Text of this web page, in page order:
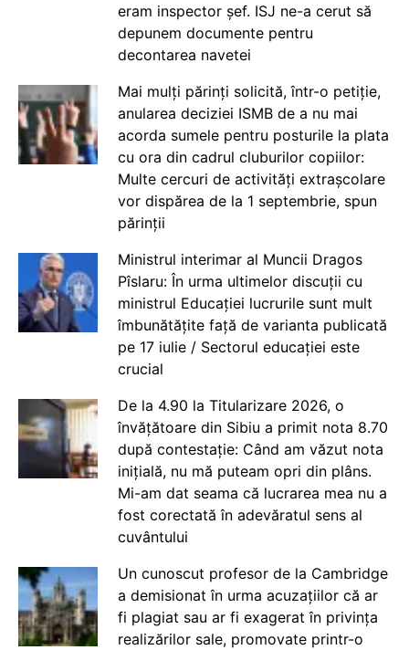
eram inspector șef. ISJ ne-a cerut să
depunem documente pentru
decontarea navetei
Mai mulți părinți solicită, într-o petiție,
anularea deciziei ISMB de a nu mai
acorda sumele pentru posturile la plata
cu ora din cadrul cluburilor copiilor:
Multe cercuri de activități extrașcolare
vor dispărea de la 1 septembrie, spun
părinții
Ministrul interimar al Muncii Dragos
Pîslaru: În urma ultimelor discuții cu
ministrul Educației lucrurile sunt mult
îmbunătățite față de varianta publicată
pe 17 iulie / Sectorul educației este
crucial
De la 4.90 la Titularizare 2026, o
învățătoare din Sibiu a primit nota 8.70
după contestație: Când am văzut nota
inițială, nu mă puteam opri din plâns.
Mi-am dat seama că lucrarea mea nu a
fost corectată în adevăratul sens al
cuvântului
Un cunoscut profesor de la Cambridge
a demisionat în urma acuzațiilor că ar
fi plagiat sau ar fi exagerat în privința
realizărilor sale, promovate printr-o